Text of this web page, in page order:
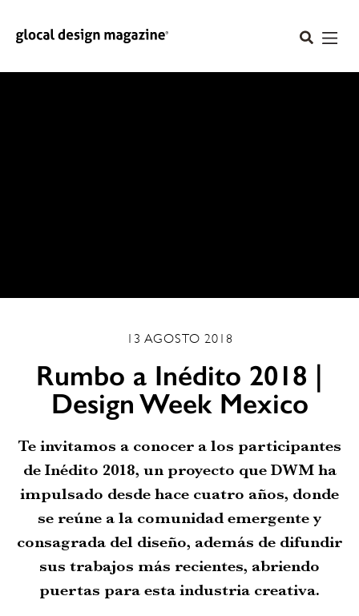
13 AGOSTO 2018
Rumbo a Inédito 2018 |
Design Week Mexico
Te invitamos a conocer a los participantes
de Inédito 2018, un proyecto que DWM ha
impulsado desde hace cuatro años, donde
se reúne a la comunidad emergente y
consagrada del diseño, además de difundir
sus trabajos más recientes, abriendo
puertas para esta industria creativa.